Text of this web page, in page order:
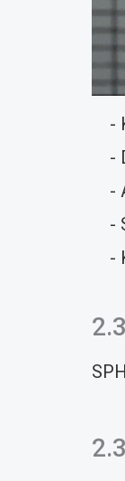
-
-
-
-
-